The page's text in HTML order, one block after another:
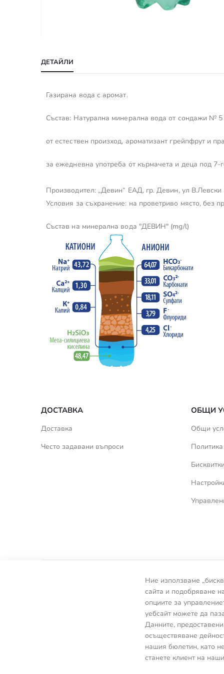
началото
на
със
ДЕТАЙЛИ
Газирана вода с аромат.
Състав: Натурална минерална вода от сондажи №
от естествен произход, ароматизант грейпфрут и
за ежедневна употреба от кърмачета и деца под 7-
Производител: „Девин“ ЕАД, гр. Девин, ул В.Левски
Условия за съхранение: на проветриво място, без
Състав на минерална вода "ДЕВИН" (mg/l)
ДОСТАВКА
Доставка
Често задавани въпроси
ОБЩИ
Общи
Бисквитки
Ние използваме
сайта и подобряване
опциите за
уебсайт можете да
Данните,
осъществяване
нашия бюлетин, като
станете клиент на